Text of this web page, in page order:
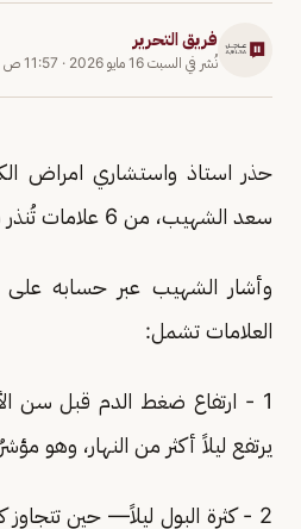
فريق التحرير
نُشر في السبت 16 مايو 2026 · 11:57 ص
حذر استاذ واستشاري امراض
سعد الشهيب، من 6 علامات تُنذر بمرض الكليتين.
وأشار الشهيب عبر حسابه
العلامات تشمل:
1 - ارتفاع ضغط الدم قبل سن
يرتفع ليلاً أكثر من النهار، وهو
2 - كثرة البول ليلاً— حين تتجاوز